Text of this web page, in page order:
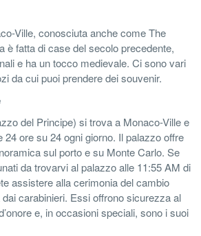
Ville, conosciuta anche come The
è fatta di case del secolo precedente,
e ha un tocco medievale. Ci sono vari
da cui puoi prendere dei souvenir.
del Principe) si trova a Monaco-Ville e
24 ore su 24 ogni giorno. Il palazzo offre
sul porto e su Monte Carlo. Se
da trovarvi al palazzo alle 11:55 AM di
assistere alla cerimonia del cambio
carabinieri. Essi offrono sicurezza al
e, in occasioni speciali, sono i suoi